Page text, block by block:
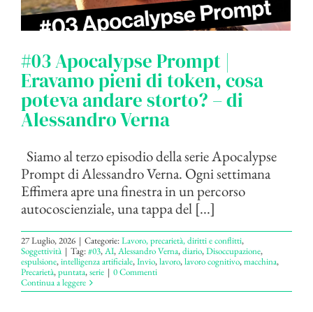
#03 Apocalypse Prompt |
Eravamo pieni di token, cosa
poteva andare storto? – di
Alessandro Verna
Siamo al terzo episodio della serie Apocalypse
Prompt di Alessandro Verna. Ogni settimana
Effimera apre una finestra in un percorso
autocoscienziale, una tappa del [...]
27 Luglio, 2026 | Categorie:Lavoro, precarietà, diritti e conflitti,
Soggettività | Tag:#03,AI,Alessandro Verna,diario,Disoccupazione,
espulsione,intelligenza artificiale,Invio,lavoro,lavoro cognitivo,macchina,
Precarietà,puntata,serie | 0 Commenti
Continua a leggere